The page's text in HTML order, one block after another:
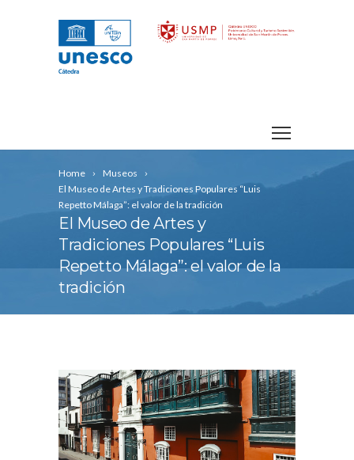
Home
Museos
El Museo de Artes y Tradiciones Populares “Luis
Repetto Málaga”: el valor de la tradición
El Museo de Artes y
Tradiciones Populares “Luis
Repetto Málaga”: el valor de la
tradición